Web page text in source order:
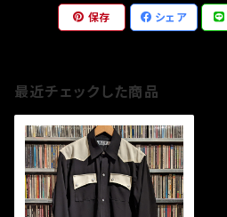
保存 シェア
最近チェックした商品